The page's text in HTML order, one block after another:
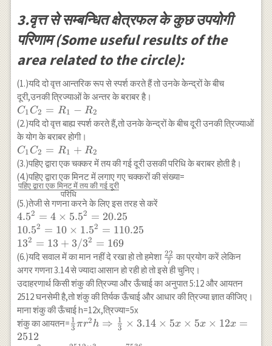
\Rightarrow \pi:
\sqrt{3}
3.वृत्त से सम्बन्धित क्षेत्रफल के कुछ उपयोगी
परिणाम (Some useful results of the
area related to the circle):
(1.)यदि दो वृत्त आन्तरिक रूप से स्पर्श करते हैं तो उनके केन्द्रों के बीच
दूरी,उनकी त्रिज्याओं के अन्तर के बराबर है।
C_{1}
C_{2}=R_{1}-
R_{2}
C1 C2 = R1 − R2
(2.)यदि दो वृत्त बाह्य स्पर्श करते हैं,तो उनके केन्द्रों के बीच दूरी उनकी त्रिज्याओं
के योग के बराबर होगी।
C_{1}
C_{2}=R_{1}+R_{2}
C1 C2 = R1 + R2
(3.)पहिए द्वारा एक चक्कर में तय की गई दूरी उसकी परिधि के बराबर होती है।
(4.)पहिए द्वारा एक मिनट में लगाए गए चक्करों की संख्या=
परिधि
पहिए द्वारा एक मिनट में तय की गई दूरी
(5.)तेजी से गणना करने के लिए इस तरह से करें
4.5^2=4 \times
5.5^2=20.25 \\
10.5^2=10 \times
1.5^2=110.25 \\
13^2=13+3/3^2=169
4.52 = 4 × 5.52 = 20.25
10.52 = 10 × 1.52 = 110.25
132 = 13 + 3/32 = 169
(6.)यदि सवाल में का मान नहीं दे रखा हो तो हमेशा \frac{22}
{7}
7
22 का प्रयोग करें लेकिन
अगर गणना 3.14 से ज्यादा आसान हो रही हो तो इसे ही चुनिए।
उदाहरणार्थ किसी शंकु की त्रिज्या और ऊँचाई का अनुपात 5:12 और आयतन
2512 घनसेमी है,तो शंकु की तिर्यक ऊँचाई और आधार की त्रिज्या ज्ञात कीजिए।
माना शंकु की ऊँचाई h=12x,त्रिज्या=5x
शंकु का आयतन=\frac{1}{3} \pi
3
1 πr2 h ⇒ 3
1 × 3.14 × 5x × 5x × 12x =
2512